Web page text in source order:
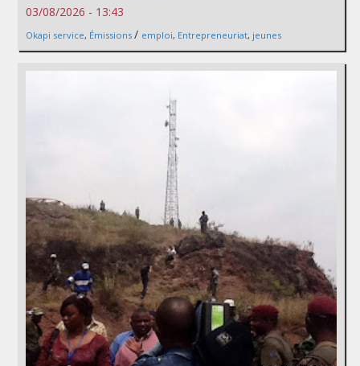
03/08/2026 - 13:43
Okapi service, Émissions / emploi, Entrepreneuriat, jeunes